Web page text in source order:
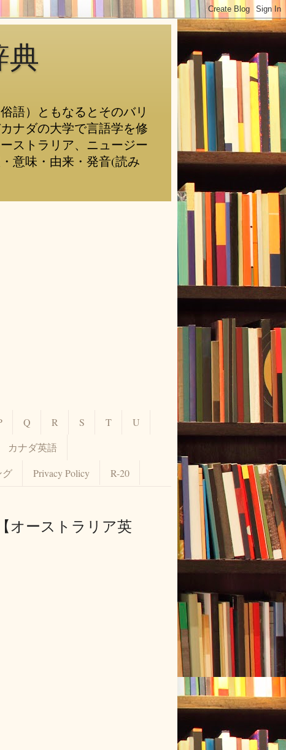
典
語）ともなるとそのバリ
ナダの大学で言語学を修
ストラリア、ニュージー
意味・由来・発音(読み
Q R S T
U
カナダ英語
グ Privacy Policy R-20
オーストラリア英